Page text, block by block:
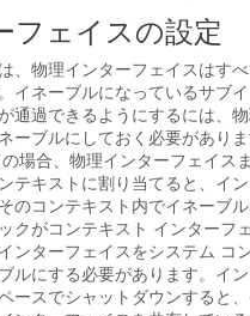
フェイスの設定
、物理インターフェイスはすべ
イネーブルになっているサブ
通過できるようにするには、
ーブルにしておく必要があり
場合、物理インターフェイス
テキストに割り当てると、イ
のコンテキスト内でイネーブ
クがコンテキスト インターフ
ンターフェイスをシステム コ
ルにする必要があります。イ
ースでシャットダウンすると